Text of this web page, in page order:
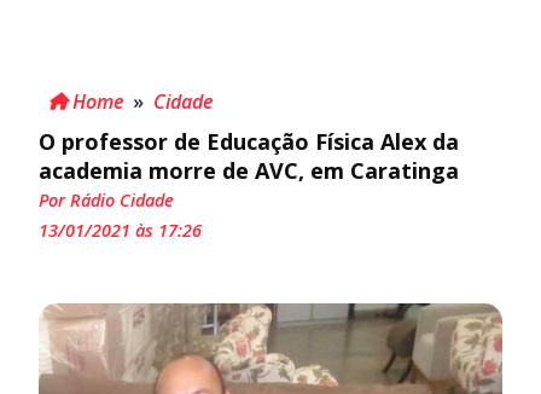
Home » Cidade
O professor de Educação Física Alex da
academia morre de AVC, em Caratinga
Por Rádio Cidade
13/01/2021 às 17:26